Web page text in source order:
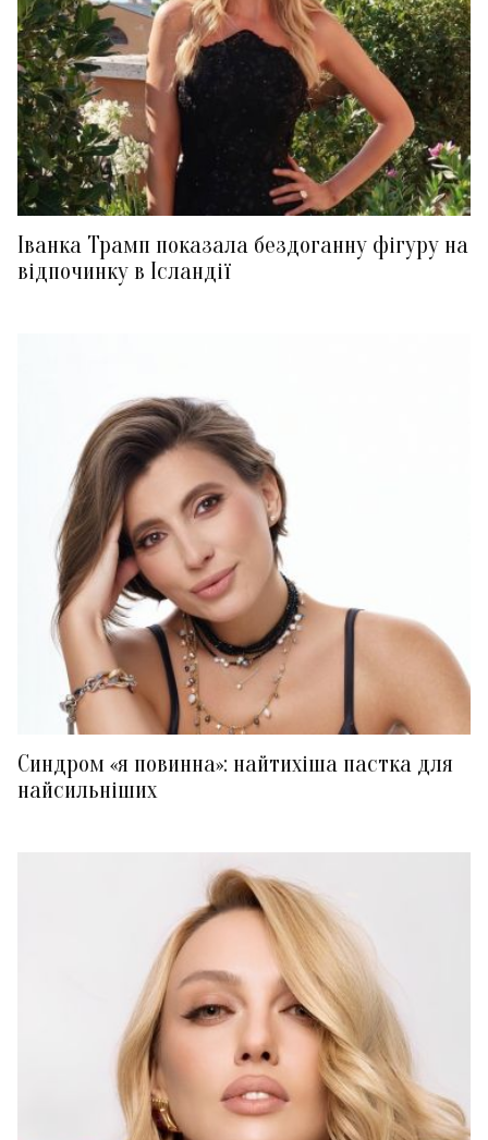
Іванка Трамп показала бездоганну фігуру на
відпочинку в Ісландії
Синдром «я повинна»: найтихіша пастка для
найсильніших